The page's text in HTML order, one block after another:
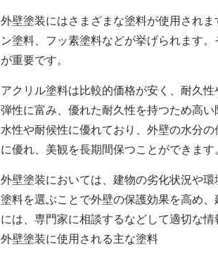
外壁塗装にはさまざまな塗料が使用され
ン塗料、フッ素塗料などが挙げられます
が重要です。
アクリル塗料は比較的価格が安く、耐久
弾性に富み、優れた耐久性を持つため高
水性や耐候性に優れており、外壁の水分
に優れ、美観を長期間保つことができます
外壁塗装においては、建物の劣化状況や
塗料を選ぶことで外壁の保護効果を高め
には、専門家に相談するなどして適切な情
外壁塗装に使用される主な塗料